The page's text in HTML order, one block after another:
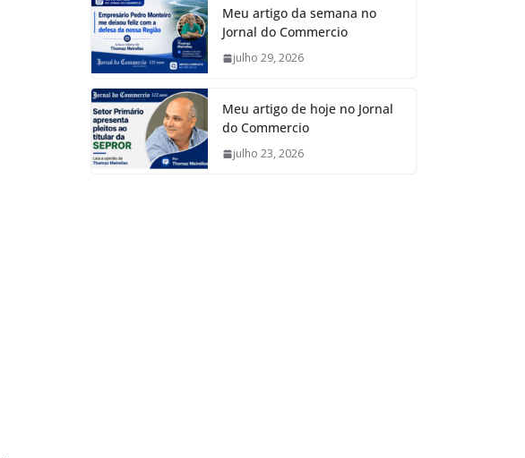
Meu artigo da semana no
Jornal do Commercio
julho 29, 2026
Meu artigo de hoje no Jornal
do Commercio
julho 23, 2026